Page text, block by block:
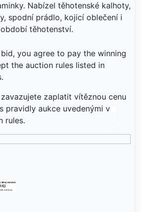
Nabízel těhotenské kalhoty,
spodní prádlo, kojicí oblečení i
těhotenství.
you agree to pay the winning
the auction rules listed in
zaplatit vítěznou cenu
pravidly aukce uvedenými v
rules.